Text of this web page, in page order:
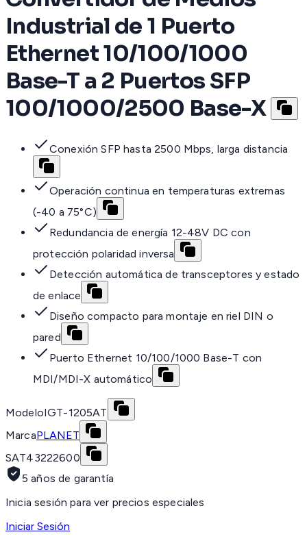
Industrial de 1 Puerto
Ethernet 10/100/1000
Base-T a 2 Puertos SFP
100/1000/2500 Base-X
Conexión SFP hasta 2500 Mbps, larga distancia
Operación continua en temperaturas extremas
(-40 a 75°C)
Redundancia de energía 12-48V DC con
protección polaridad inversa
Detección automática de transceptores y estado
de enlace
Diseño compacto para montaje en riel DIN o
pared
Puerto Ethernet 10/100/1000 Base-T con
MDI/MDI-X automático
ModeloIGT-1205AT
MarcaPLANET
SAT43222600
5 años de garantía
Inicia sesión para ver precios especiales
Iniciar Sesión